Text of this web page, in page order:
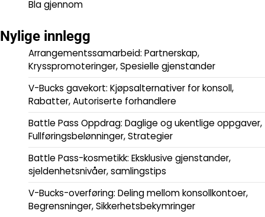
Bla gjennom
Nylige innlegg
Arrangementssamarbeid: Partnerskap,
Krysspromoteringer, Spesielle gjenstander
V-Bucks gavekort: Kjøpsalternativer for konsoll,
Rabatter, Autoriserte forhandlere
Battle Pass Oppdrag: Daglige og ukentlige oppgaver,
Fullføringsbelønninger, Strategier
Battle Pass-kosmetikk: Eksklusive gjenstander,
sjeldenhetsnivåer, samlingstips
V-Bucks-overføring: Deling mellom konsollkontoer,
Begrensninger, Sikkerhetsbekymringer